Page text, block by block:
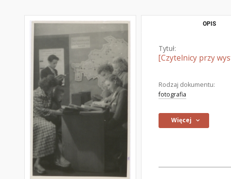
OPIS
Tytuł:
[Czytelnicy przy
Rodzaj dokumentu:
fotografia
Więcej